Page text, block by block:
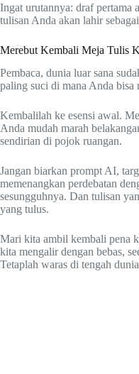
Ingat urutannya: draf pertama
tulisan Anda akan lahir
Merebut Kembali Meja Tulis
Pembaca, dunia luar sana
paling suci di mana Anda
Kembalilah ke esensi awal.
Anda mudah marah
sendirian di pojok ruangan.
Jangan biarkan prompt AI,
memenangkan perdebatan
sesungguhnya. Dan tulisan
yang tulus.
Mari kita ambil kembali pena
kita mengalir dengan bebas,
Tetaplah waras di tengah